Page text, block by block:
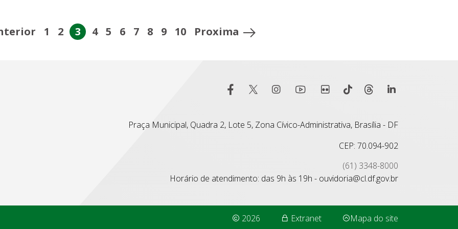
1 2 3 4 5 6 7 8 9 10 Proxima
Praça Municipal, Quadra 2, Lote 5, Zona Cívico-Administrativa, Brasília - DF
CEP: 70.094-902
(61) 3348-8000
Horário de atendimento: das 9h às 19h - ouvidoria@cl.df.gov.br
2026 Extranet Mapa do site